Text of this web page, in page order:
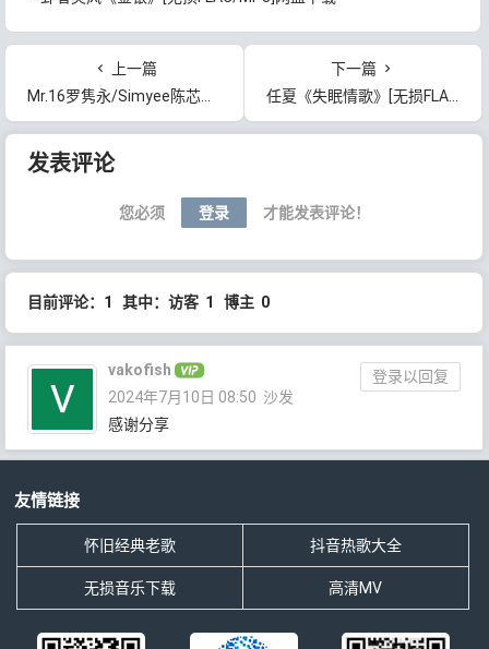
上一篇
Mr.16罗隽永/Simyee陈芯怡《不需要挽留》[无损FLAC/MP3]百度云网盘下载
下一篇
任夏《失眠情歌》[无损FLAC/MP3]百度云网盘下载
发表评论
您必须 登录 才能发表评论！
目前评论：1 其中：访客 1 博主 0
vakofish
登录以回复
2024年7月10日 08:50 沙发
感谢分享
友情链接
怀旧经典老歌 抖音热歌大全
无损音乐下载 高清MV